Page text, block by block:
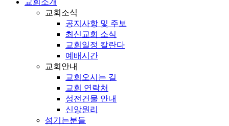
교회소개
교회소식
공지사항 및 주보
최신교회 소식
교회일정 칼란다
예배시간
교회안내
교회오시는 길
교회 연락처
성전건물 안내
신앙원리
섬기는분들